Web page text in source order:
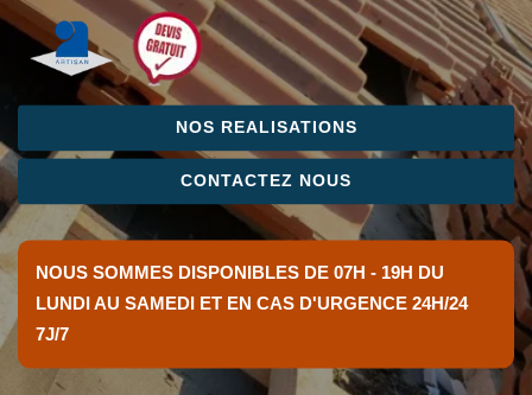
NOS REALISATIONS
CONTACTEZ NOUS
NOUS SOMMES DISPONIBLES DE 07H - 19H DU
LUNDI AU SAMEDI ET EN CAS D'URGENCE 24H/24
7J/7